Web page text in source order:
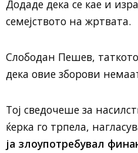
Додаде дека се кае и
семејството на жртвата.
Слободан Пешев,
дека овие зборови
Тој сведочеше за
ќерка го трпела,
ја злоупотребувал